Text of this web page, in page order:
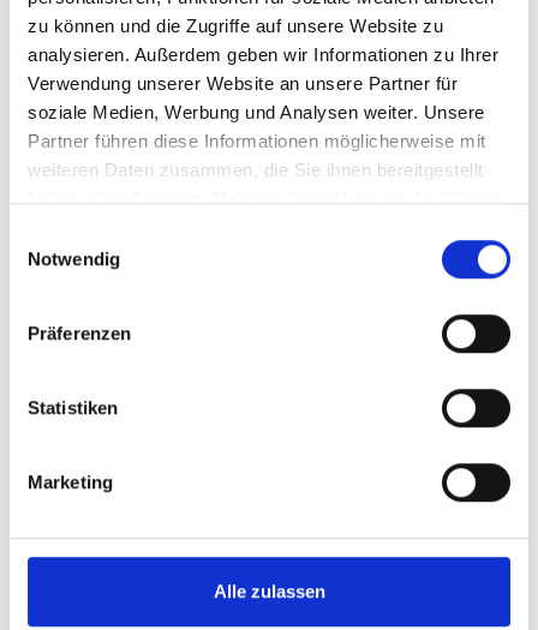
zu können und die Zugriffe auf unsere Website zu
analysieren. Außerdem geben wir Informationen zu Ihrer
Verwendung unserer Website an unsere Partner für
soziale Medien, Werbung und Analysen weiter. Unsere
Partner führen diese Informationen möglicherweise mit
weiteren Daten zusammen, die Sie ihnen bereitgestellt
haben oder die sie im Rahmen Ihrer Nutzung der Dienste
Notwendig
Präferenzen
Statistiken
Marketing
Alle zulassen
39020Martell
T+39 0473 744544
zurück zur Übersicht